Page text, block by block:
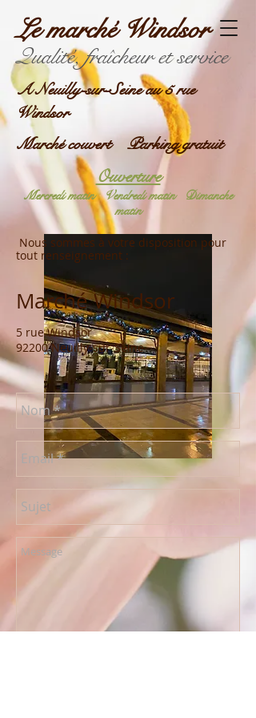
Le marché Windsor
Qualité, fraîcheur et service
A Neuilly-sur-Seine au 5 rue
Windsor
Marché couvert Parking gratuit
Ouverture
Mercredi matinVendredi matin Dimanche
matin
Nous sommes à votre disposition pour
tout renseignement :
Marché Windsor
5 rue Windsor
92200 Neuilly-sur-Seine